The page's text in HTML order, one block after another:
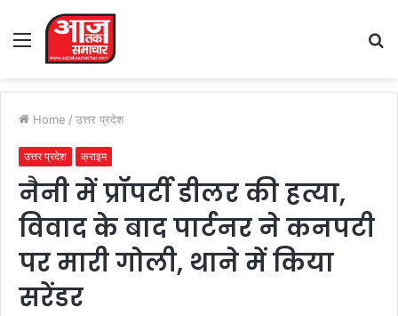
Menu
Home / उत्तर प्रदेश
उत्तर प्रदेश क्राइम
नैनी में प्रॉपर्टी डीलर की हत्या,
विवाद के बाद पार्टनर ने कनपटी
पर मारी गोली, थाने में किया
सरेंडर